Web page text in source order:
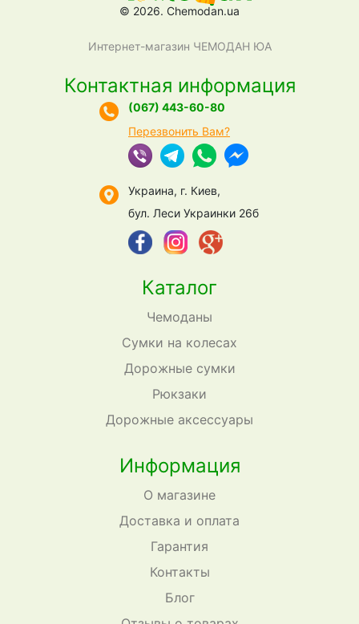
© 2026. Chemodan.ua
Интернет-магазин ЧЕМОДАН ЮА
Каталог
Чемоданы
Сумки на колесах
Дорожные сумки
Рюкзаки
Дорожные аксессуары
Информация
О магазине
Доставка и оплата
Гарантия
Контакты
Блог
Контактная информация
(067) 443-60-80
Перезвонить Вам?
Украина, г. Киев,
бул. Леси Украинки 26б